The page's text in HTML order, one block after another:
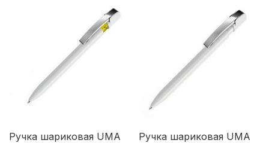
Ручка шариковая UMA
Ручка шариковая UMA